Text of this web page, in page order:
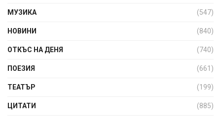
МУЗИКА (547)
НОВИНИ (840)
ОТКЪС НА ДЕНЯ (740)
ПОЕЗИЯ (661)
ТЕАТЪР (199)
ЦИТАТИ (885)